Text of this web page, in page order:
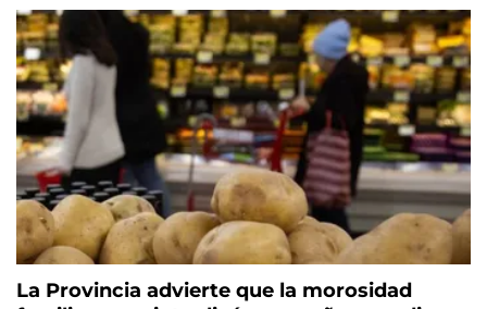
La Provincia advierte que la morosidad